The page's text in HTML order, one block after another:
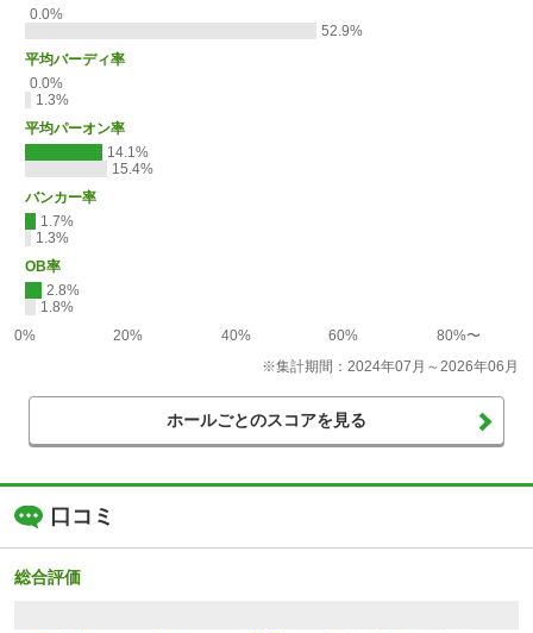
0.0%
52.9%
平均バーディ率
0.0%
1.3%
平均パーオン率
14.1%
15.4%
バンカー率
1.7%
1.3%
OB率
2.8%
1.8%
0%
20% 40% 60%
80%〜
※集計期間：2024年07月～2026年06月
ホールごとのスコアを見る
口コミ
総合評価